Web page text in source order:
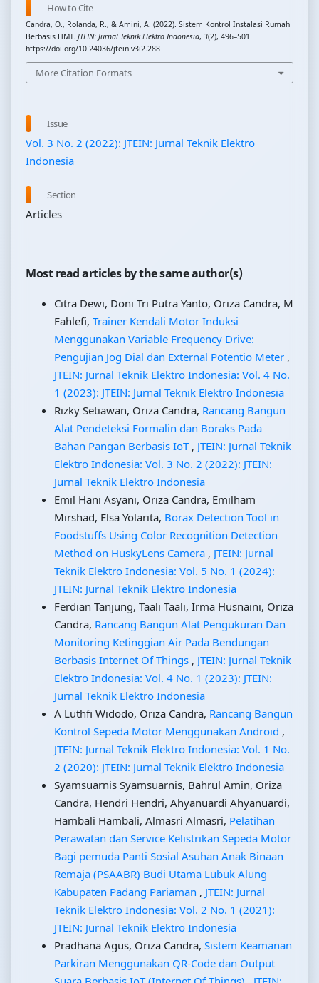
How to Cite
Candra, O., Rolanda, R., & Amini, A. (2022). Sistem Kontrol Instalasi Rumah
Berbasis HMI. JTEIN: Jurnal Teknik Elektro Indonesia, 3(2), 496–501.
https://doi.org/10.24036/jtein.v3i2.288
More Citation Formats
Issue
Vol. 3 No. 2 (2022): JTEIN: Jurnal Teknik Elektro
Indonesia
Section
Articles
Most read articles by the same author(s)
Citra Dewi, Doni Tri Putra Yanto, Oriza Candra, M
Fahlefi, Trainer Kendali Motor Induksi
Menggunakan Variable Frequency Drive:
Pengujian Jog Dial dan External Potentio Meter ,
JTEIN: Jurnal Teknik Elektro Indonesia: Vol. 4 No.
1 (2023): JTEIN: Jurnal Teknik Elektro Indonesia
Rizky Setiawan, Oriza Candra, Rancang Bangun
Alat Pendeteksi Formalin dan Boraks Pada
Bahan Pangan Berbasis IoT , JTEIN: Jurnal Teknik
Elektro Indonesia: Vol. 3 No. 2 (2022): JTEIN:
Jurnal Teknik Elektro Indonesia
Emil Hani Asyani, Oriza Candra, Emilham
Mirshad, Elsa Yolarita, Borax Detection Tool in
Foodstuffs Using Color Recognition Detection
Method on HuskyLens Camera , JTEIN: Jurnal
Teknik Elektro Indonesia: Vol. 5 No. 1 (2024):
JTEIN: Jurnal Teknik Elektro Indonesia
Ferdian Tanjung, Taali Taali, Irma Husnaini, Oriza
Candra, Rancang Bangun Alat Pengukuran Dan
Monitoring Ketinggian Air Pada Bendungan
Berbasis Internet Of Things , JTEIN: Jurnal Teknik
Elektro Indonesia: Vol. 4 No. 1 (2023): JTEIN:
Jurnal Teknik Elektro Indonesia
A Luthfi Widodo, Oriza Candra, Rancang Bangun
Kontrol Sepeda Motor Menggunakan Android ,
JTEIN: Jurnal Teknik Elektro Indonesia: Vol. 1 No.
2 (2020): JTEIN: Jurnal Teknik Elektro Indonesia
Syamsuarnis Syamsuarnis, Bahrul Amin, Oriza
Candra, Hendri Hendri, Ahyanuardi Ahyanuardi,
Hambali Hambali, Almasri Almasri, Pelatihan
Perawatan dan Service Kelistrikan Sepeda Motor
Bagi pemuda Panti Sosial Asuhan Anak Binaan
Remaja (PSAABR) Budi Utama Lubuk Alung
Kabupaten Padang Pariaman , JTEIN: Jurnal
Teknik Elektro Indonesia: Vol. 2 No. 1 (2021):
JTEIN: Jurnal Teknik Elektro Indonesia
Pradhana Agus, Oriza Candra, Sistem Keamanan
Parkiran Menggunakan QR-Code dan Output